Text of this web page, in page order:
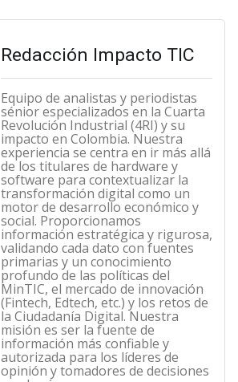
Redacción Impacto TIC
Equipo de analistas y periodistas
sénior especializados en la Cuarta
Revolución Industrial (4RI) y su
impacto en Colombia. Nuestra
experiencia se centra en ir más allá
de los titulares de hardware y
software para contextualizar la
transformación digital como un
motor de desarrollo económico y
social. Proporcionamos
información estratégica y rigurosa,
validando cada dato con fuentes
primarias y un conocimiento
profundo de las políticas del
MinTIC, el mercado de innovación
(Fintech, Edtech, etc.) y los retos de
la Ciudadanía Digital. Nuestra
misión es ser la fuente de
información más confiable y
autorizada para los líderes de
opinión y tomadores de decisiones